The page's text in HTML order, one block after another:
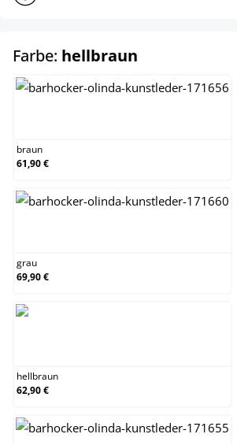
Farbe: hellbraun
braun
61,90 €
grau
69,90 €
hellbraun
62,90 €